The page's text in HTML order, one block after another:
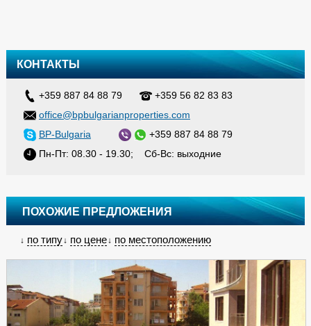
КОНТАКТЫ
+359 887 84 88 79
+359 56 82 83 83
office@bpbulgarianproperties.com
BP-Bulgaria
+359 887 84 88 79
Пн-Пт: 08.30 - 19.30; Сб-Вс: выходние
ПОХОЖИЕ ПРЕДЛОЖЕНИЯ
по типу по цене по местоположению